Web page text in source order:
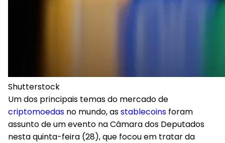
Shutterstock
Um dos principais temas do mercado de
criptomoedas no mundo, asstablecoins foram
assunto de um evento na Câmara dos Deputados
nesta quinta-feira (28), que focou em tratar da